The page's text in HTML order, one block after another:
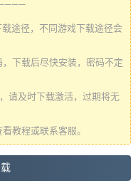
途径，不同游戏下载途径会
下载后尽快安装，密码不定
请及时下载激活，过期将无
教程或联系客服。